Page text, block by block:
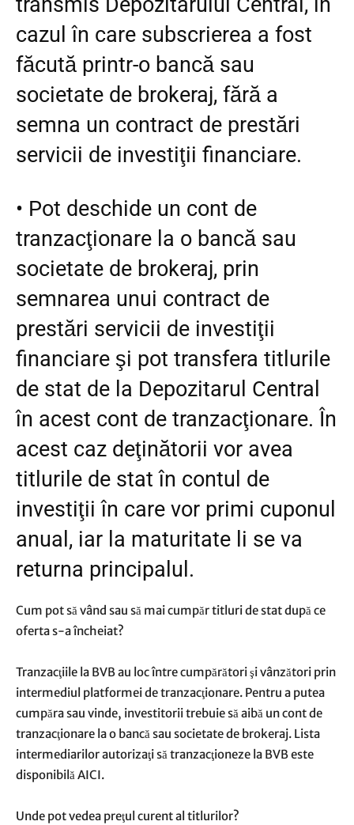
cazul în care subscrierea a fost
făcută printr-o bancă sau
societate de brokeraj, fără a
semna un contract de prestări
servicii de investiţii financiare.
• Pot deschide un cont de
tranzacţionare la o bancă sau
societate de brokeraj, prin
semnarea unui contract de
prestări servicii de investiţii
financiare şi pot transfera titlurile
de stat de la Depozitarul Central
în acest cont de tranzacţionare. În
acest caz deţinătorii vor avea
titlurile de stat în contul de
investiţii în care vor primi cuponul
anual, iar la maturitate li se va
returna principalul.
Cum pot să vând sau să mai cumpăr titluri de stat după ce
oferta s-a încheiat?
Tranzacţiile la BVB au loc între cumpărători şi vânzători prin
intermediul platformei de tranzacţionare. Pentru a putea
cumpăra sau vinde, investitorii trebuie să aibă un cont de
tranzacţionare la o bancă sau societate de brokeraj. Lista
intermediarilor autorizaţi să tranzacţioneze la BVB este
disponibilă AICI.
Unde pot vedea preţul curent al titlurilor?